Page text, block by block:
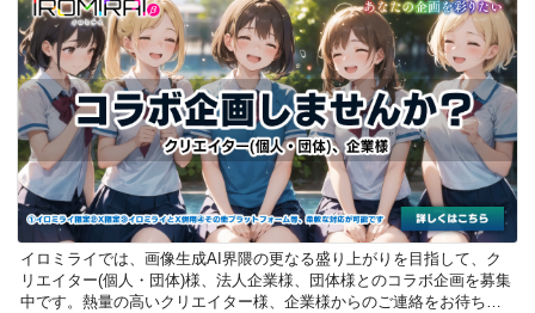
イロミライでは、画像生成AI界隈の更なる盛り上がりを目指して、ク
リエイター(個人・団体)様、法人企業様、団体様とのコラボ企画を募集
中です。熱量の高いクリエイター様、企業様からのご連絡をお待ちし